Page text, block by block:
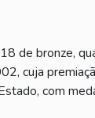
de bronze,
cuja
com